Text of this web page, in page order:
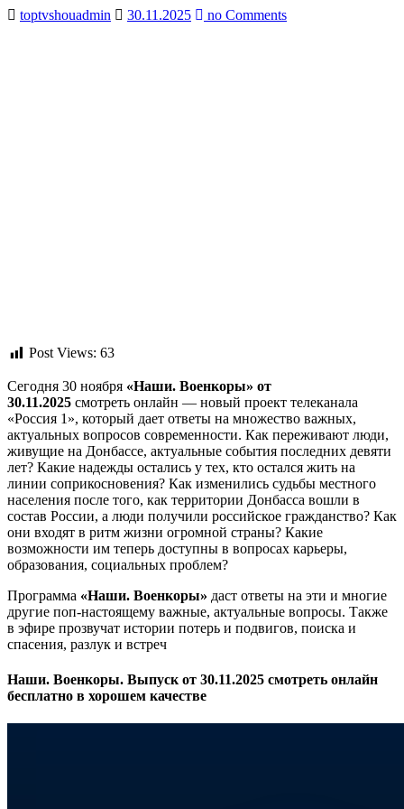
toptvshouadmin 30.11.2025 no Comments
Post Views: 63
Сегодня 30 ноября «Наши. Военкоры» от
30.11.2025 смотреть онлайн — новый проект телеканала
«Россия 1», который дает ответы на множество важных,
актуальных вопросов современности. Как переживают люди,
живущие на Донбассе, актуальные события последних девяти
лет? Какие надежды остались у тех, кто остался жить на
линии соприкосновения? Как изменились судьбы местного
населения после того, как территории Донбасса вошли в
состав России, а люди получили российское гражданство? Как
они входят в ритм жизни огромной страны? Какие
возможности им теперь доступны в вопросах карьеры,
образования, социальных проблем?
Программа «Наши. Военкоры» даст ответы на эти и многие
другие поп-настоящему важные, актуальные вопросы. Также
в эфире прозвучат истории потерь и подвигов, поиска и
спасения, разлук и встреч
Наши. Военкоры. Выпуск от 30.11.2025 смотреть онлайн
бесплатно в хорошем качестве